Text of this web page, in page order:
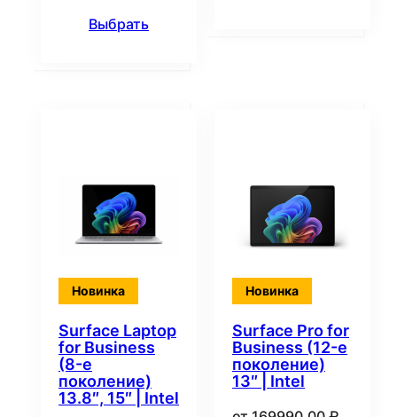
Выбрать
Новинка
Surface Laptop
for Business
(8-е
поколение)
13.8″, 15″ | Intel
Новинка
Surface Pro for
Business (12-е
поколение)
13″ | Intel